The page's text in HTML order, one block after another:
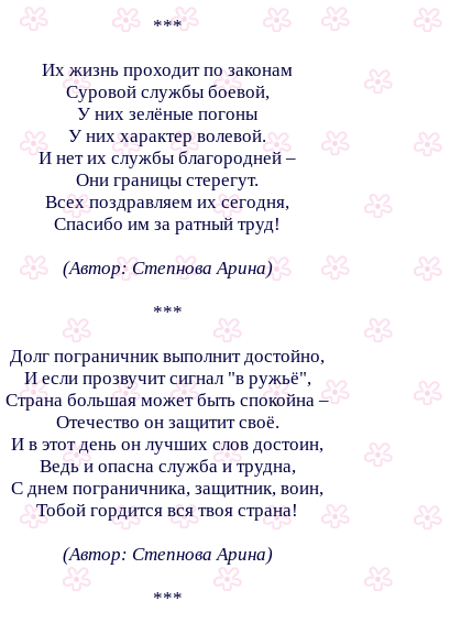
***
Их жизнь проходит по законам
Суровой службы боевой,
У них зелёные погоны
У них характер волевой.
И нет их службы благородней –
Они границы стерегут.
Всех поздравляем их сегодня,
Спасибо им за ратный труд!
(Автор: Степнова Арина)
***
Долг пограничник выполнит достойно,
И если прозвучит сигнал "в ружьё",
Страна большая может быть спокойна –
Отечество он защитит своё.
И в этот день он лучших слов достоин,
Ведь и опасна служба и трудна,
С днем пограничника, защитник, воин,
Тобой гордится вся твоя страна!
(Автор: Степнова Арина)
***